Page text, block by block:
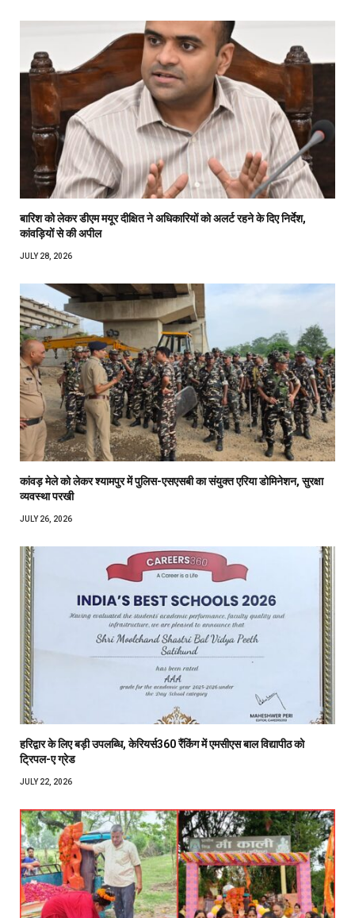
बारिश को लेकर डीएम मयूर दीक्षित ने अधिकारियों को अलर्ट रहने के दिए निर्देश,
कांवड़ियों से की अपील
JULY 28, 2026
कांवड़ मेले को लेकर श्यामपुर में पुलिस-एसएसबी का संयुक्त एरिया डोमिनेशन, सुरक्षा
व्यवस्था परखी
JULY 26, 2026
हरिद्वार के लिए बड़ी उपलब्धि, केरियर्स360 रैंकिंग में एमसीएस बाल विद्यापीठ को
ट्रिपल-ए ग्रेड
JULY 22, 2026